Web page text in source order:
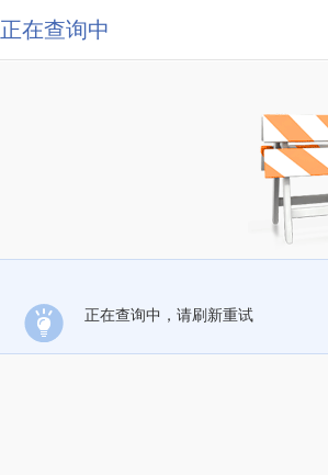
正在查询中
正在查询中，请刷新重试